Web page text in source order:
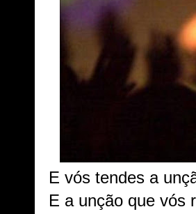
E vós tendes a
E a unção que vós